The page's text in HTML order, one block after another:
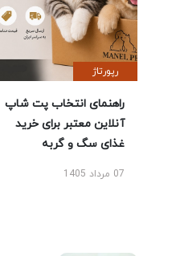
رپورتاژ
راهنمای انتخاب پت شاپ
آنلاین معتبر برای خرید
غذای سگ و گربه
07 مرداد 1405